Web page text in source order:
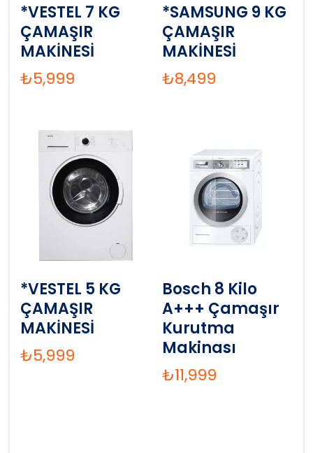
*VESTEL 7 KG
ÇAMAŞIR
MAKİNESİ
₺5,999
*SAMSUNG 9 KG
ÇAMAŞIR
MAKİNESİ
₺8,499
*VESTEL 5 KG
ÇAMAŞIR
MAKİNESİ
₺5,999
Bosch 8 Kilo
A+++ Çamaşır
Kurutma
Makinası
₺11,999